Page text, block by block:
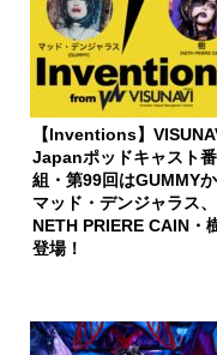
【Inventions】
Japanポッドキャスト番
組・第99回はGUMMY
マッド・デンジャラス、
NETH PRIERE CAIN・
登場！